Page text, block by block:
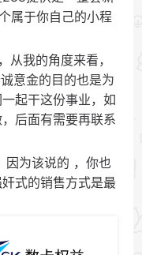
属于你自己的小程
我的角度来看，
意金的目的也是为
起干这份事业，如
后面有需要再联系
因为该说的 ，你也
式的销售方式是最